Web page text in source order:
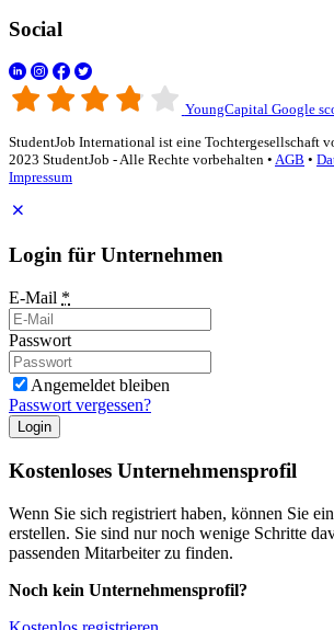
Social
YoungCapital Google
StudentJob International ist eine Tochtergesellschaft
2023 StudentJob - Alle Rechte vorbehalten • AGB •
Impressum
Login für Unternehmen
E-Mail *
Passwort
Angemeldet bleiben
Passwort vergessen?
Login
Kostenloses Unternehmensprofil
Wenn Sie sich registriert haben, können Sie
erstellen. Sie sind nur noch wenige Schritte
passenden Mitarbeiter zu finden.
Noch kein Unternehmensprofil?